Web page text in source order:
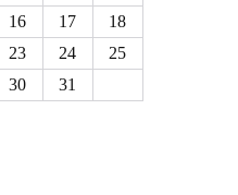
16 17
18
23 24
25
30 31